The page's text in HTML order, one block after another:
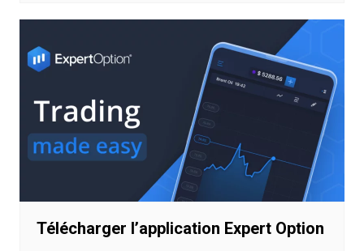
Télécharger l’application Expert Option